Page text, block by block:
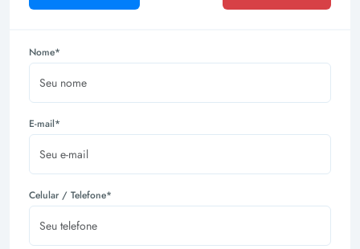
Nome*
E-mail*
Celular / Telefone*